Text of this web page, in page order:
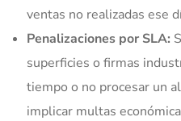
ventas no realizadas ese
Penalizaciones por SLA:
superficies o firmas
tiempo o no procesar un
implicar multas